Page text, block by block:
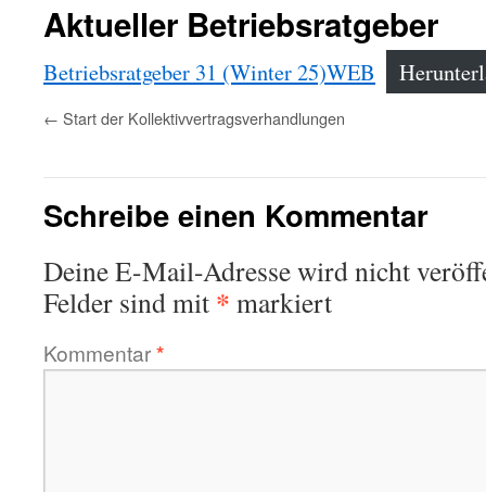
Aktueller Betriebsratgeber
Betriebsratgeber 31 (Winter 25)WEB
← Start der Kollektivvertragsverhandlungen
Schreibe einen Kommentar
Deine E-Mail-Adresse wird nicht
Felder sind mit * markiert
Kommentar*